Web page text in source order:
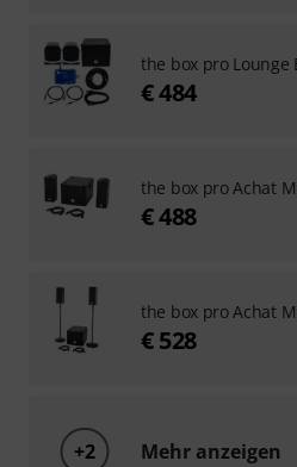
the box pro Lounge
€ 484
the box pro Achat
€ 488
the box pro Achat
€ 528
+2 Mehr anzeigen